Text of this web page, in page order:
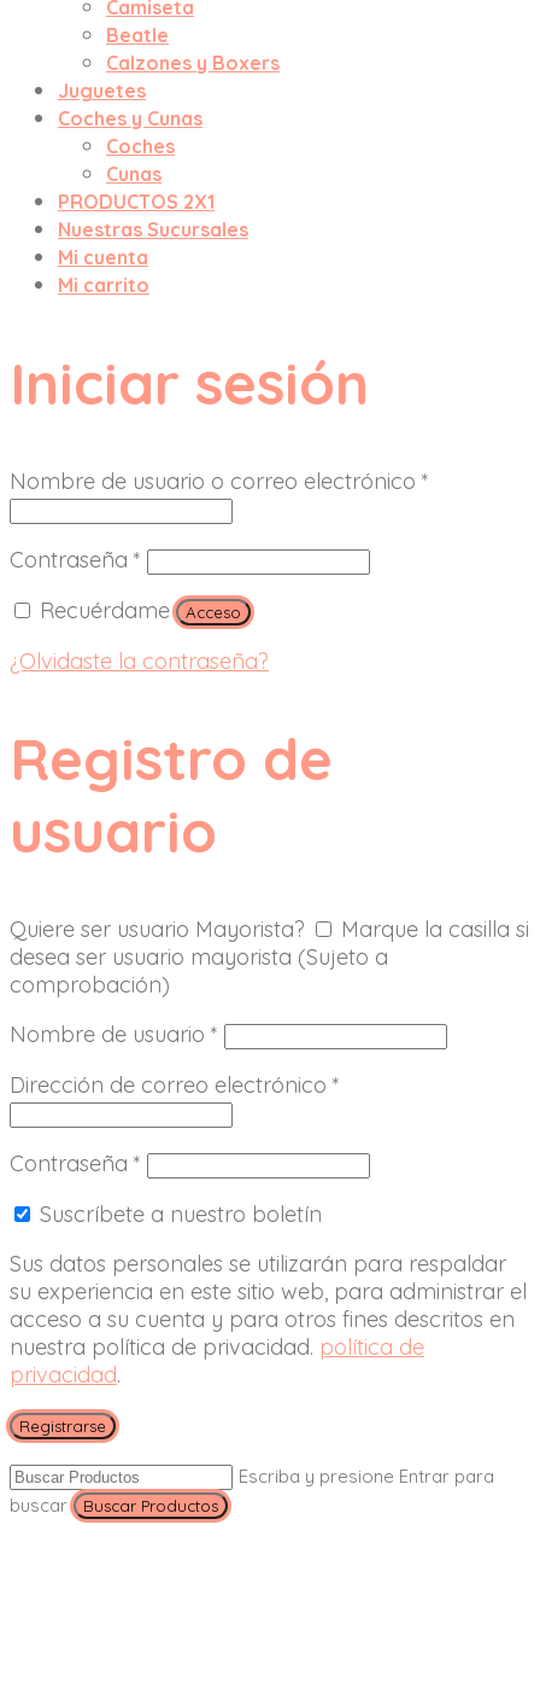
Camiseta
Beatle
Calzones y Boxers
Juguetes
Coches y Cunas
Coches
Cunas
PRODUCTOS 2X1
Nuestras Sucursales
Mi cuenta
Mi carrito
Iniciar sesión
Nombre de usuario o correo electrónico *
Contraseña *
Recuérdame
Acceso
¿Olvidaste la contraseña?
Registro de
usuario
Quiere ser usuario Mayorista?
Marque la casilla si
desea ser usuario mayorista (Sujeto a
comprobación)
Nombre de usuario *
Dirección de correo electrónico *
Contraseña *
Suscríbete a nuestro boletín
Sus datos personales se utilizarán para respaldar
su experiencia en este sitio web, para administrar el
acceso a su cuenta y para otros fines descritos en
nuestra política de privacidad. política de
privacidad.
Registrarse
Escriba y presione Entrar para
buscar